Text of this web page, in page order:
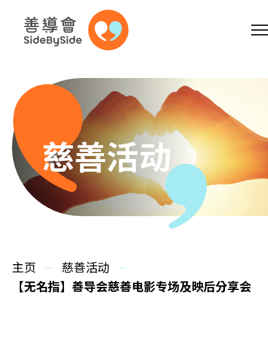
跳到内容（按回车键）
A 繁
主页
同你讲故事
慈善活动
主页
慈善活动
【无名指】善导会慈善电影专场及映后分享会